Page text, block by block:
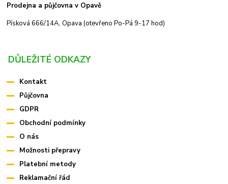
Prodejna a půjčovna v Opavě
Písková 666/14A, Opava (otevřeno Po-Pá 9-17 hod)
DŮLEŽITÉ ODKAZY
Kontakt
Půjčovna
GDPR
Obchodní podmínky
O nás
Možnosti přepravy
Platební metody
Reklamační řád